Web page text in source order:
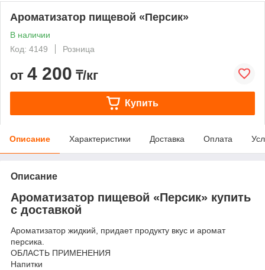
Ароматизатор пищевой «Персик»
В наличии
Код: 4149
Розница
от 4 200 ₸/кг
Купить
Описание Характеристики Доставка Оплата
Описание
Ароматизатор пищевой «Персик» купить
с доставкой
Ароматизатор жидкий, придает продукту вкус и аромат
персика.
ОБЛАСТЬ ПРИМЕНЕНИЯ
Напитки